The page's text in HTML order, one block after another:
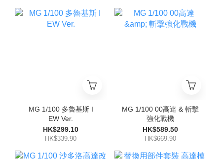
MG 1/100 多魯基斯 I
EW Ver.
HK$299.10
HK$339.90
MG 1/100 00高達 & 斬擊
強化戰機
HK$589.50
HK$669.90